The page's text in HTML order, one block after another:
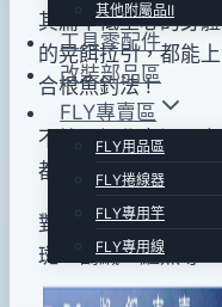
其他附屬品Ⅱ
工具零配件
改裝部品區
FLY專賣區
FLY用品區
FLY捲線器
FLY專用竿
FLY專用線
其扁平低重心的身
的晃餌拉引，都能
合根魚釣法 !
不管是初學者還是
都會深深着迷。
對象魚為~黑鯛、紅
斑、鶴鱵、鱸魚等。